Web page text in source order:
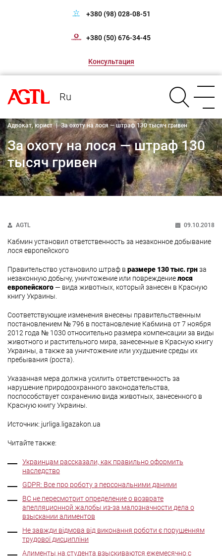
+380 (98) 028-08-51
+380 (50) 676-34-45
Консультация
Ru
Адвокат, юрист | За охоту на лося — штраф 130 тысяч гривен
За охоту на лося — штраф 130
тысяч гривен
AGTL 09.10.2018
Кабмин установил ответственность за незаконное добывание
лося европейского
Правительство установило штраф в размере 130 тыс. грнза
незаконную добычу, уничтожение или повреждениелося
европейского— вида животных, который занесен в Красную
книгу Украины.
Соответствующие изменения внесены правительственным
постановлением № 796 в постановление Кабмина от 7 ноября
2012 года № 1030 относительно размера компенсации за виды
животного и растительного мира, занесенные в Красную книгу
Украины, а также за уничтожение или ухудшение среды их
пребывания (роста).
Указанная мера должна усилить ответственность за
нарушение природоохранного законодательства,
поспособствует сохранению вида животных, занесенного в
Красную книгу Украины.
Источник: jurliga.ligazakon.ua
Читайте также:
Украинцам рассказали, как правильно оформить
наследство
GDPR: Все про роботу з персональними даними
ВС не пересмотрит определение о возврате
апелляционной жалобы из-за малозначности дела о
взыскании алиментов
Не завжди відмова від виконання роботи є порушенням
трудової дисципліни
Алименты на студента взыскиваются ежемесячно с